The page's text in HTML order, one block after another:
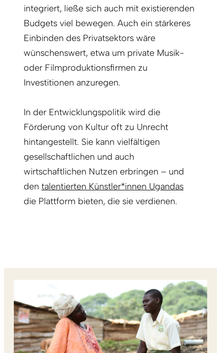
integriert, ließe sich auch mit existierenden
Budgets viel bewegen. Auch ein stärkeres
Einbinden des Privatsektors wäre
wünschenswert, etwa um private Musik-
oder Filmproduktionsfirmen zu
Investitionen anzuregen.
In der Entwicklungspolitik wird die
Förderung von Kultur oft zu Unrecht
hintangestellt. Sie kann vielfältigen
gesellschaftlichen und auch
wirtschaftlichen Nutzen erbringen – und
den talentierten Künstler*innen Ugandas
die Plattform bieten, die sie verdienen.